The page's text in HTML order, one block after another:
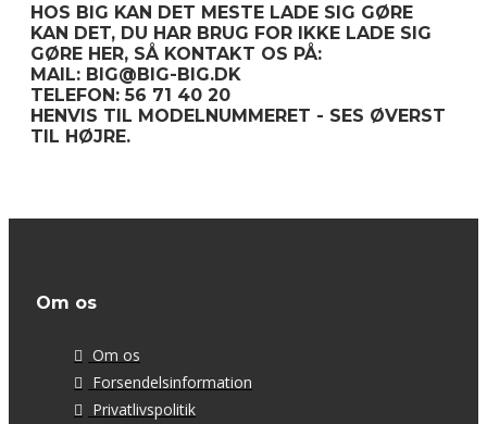
HOS BIG KAN DET MESTE LADE SIG GØRE
KAN DET, DU HAR BRUG FOR IKKE LADE SIG
GØRE HER, SÅ KONTAKT OS PÅ:
MAIL: BIG@BIG-BIG.DK
TELEFON: 56 71 40 20
HENVIS TIL MODELNUMMERET - SES ØVERST
TIL HØJRE.
Om os
Om os
Forsendelsinformation
Privatlivspolitik